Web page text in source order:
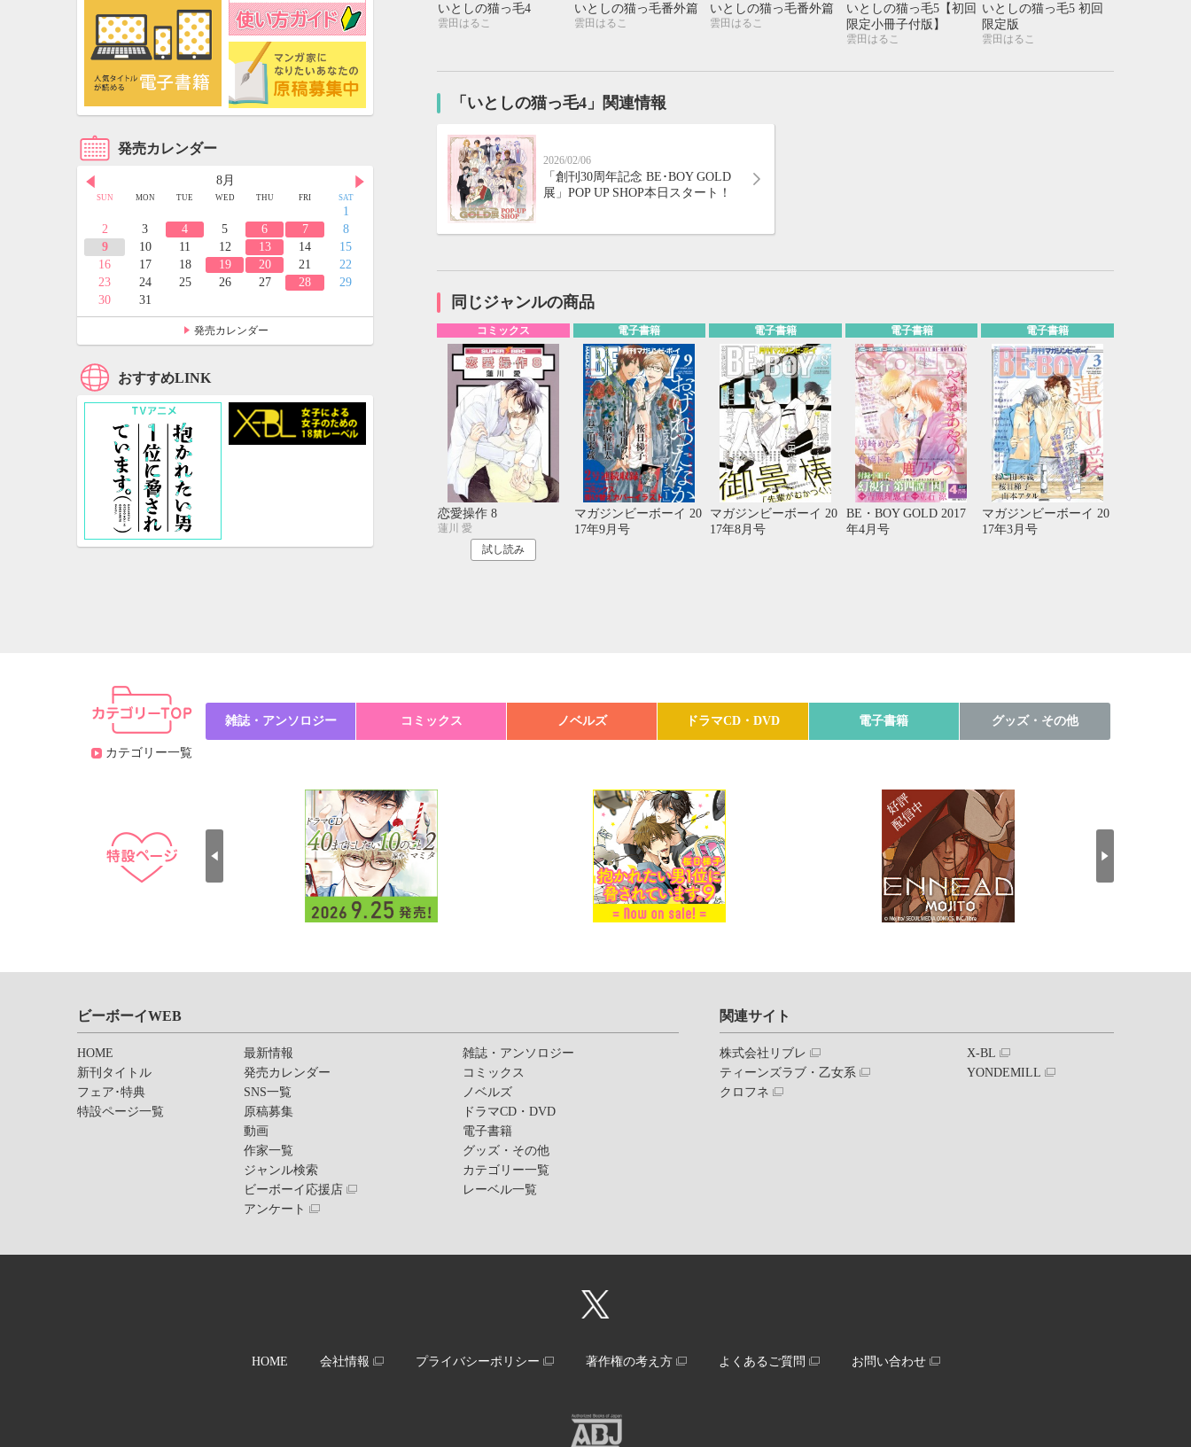
いとしの猫っ毛4
雲田はるこ
いとしの猫っ毛番外篇
雲田はるこ
いとしの猫っ毛番外篇
雲田はるこ
いとしの猫っ毛5【初回
限定小冊子付版】
雲田はるこ
いとしの猫っ毛5 初回
限定版
雲田はるこ
「いとしの猫っ毛4」関連情報
2026/02/06
「創刊30周年記念 BE･BOY GOLD
展」POP UP SHOP本日スタート！
同じジャンルの商品
コミックス
恋愛操作 8
蓮川 愛
試し読み
電子書籍
マガジンビーボーイ 20
17年9月号
電子書籍
マガジンビーボーイ 20
17年8月号
電子書籍
BE・BOY GOLD 2017
年4月号
電子書籍
マガジンビーボーイ 20
17年3月号
発売カレンダー
8月
SUN MON TUE WED THU FRI SAT
1
2
3 4 5 6 7
8
9
10 11 12 13 14
15
16
17 18 19 20 21
22
23
24 25 26 27 28
29
30
31
9月
TUE WED THU FRI SAT
1 2
SUN
発売カレンダー
おすすめLINK
カテゴリー一覧
雑誌・アンソロジー コミックス ノベルズ ドラマCD・DVD 電子書籍 グッズ・その他
ビーボーイWEB
HOME
新刊タイトル
フェア･特典
特設ページ一覧
最新情報
発売カレンダー
SNS一覧
原稿募集
動画
作家一覧
ジャンル検索
ビーボーイ応援店
アンケート
雑誌・アンソロジー
コミックス
ノベルズ
ドラマCD・DVD
電子書籍
グッズ・その他
カテゴリー一覧
レーベル一覧
関連サイト
株式会社リブレ
ティーンズラブ・乙女系
クロフネ
X-BL
YONDEMILL
HOME 会社情報 プライバシーポリシー 著作権の考え方 よくあるご質問 お問い合わせ